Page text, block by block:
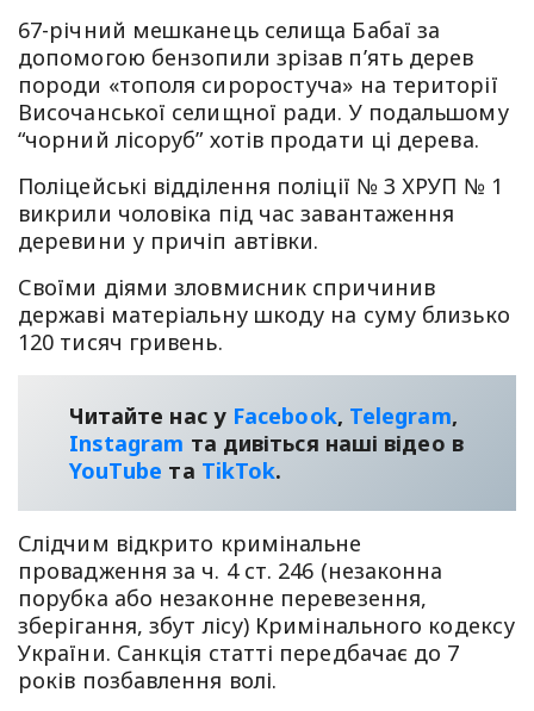
67-річний мешканець селища Бабаї за
допомогою бензопили зрізав п’ять дерев
породи «тополя сироростуча» на території
Височанської селищної ради. У подальшому
“чорний лісоруб” хотів продати ці дерева.
Поліцейські відділення поліції № 3 ХРУП № 1
викрили чоловіка під час завантаження
деревини у причіп автівки.
Своїми діями зловмисник спричинив
державі матеріальну шкоду на суму близько
120 тисяч гривень.
Читайте нас у Facebook, Telegram,
Instagram та дивіться наші відео в
YouТube та TikTok.
Слідчим відкрито кримінальне
провадження за ч. 4 ст. 246 (незаконна
порубка або незаконне перевезення,
зберігання, збут лісу) Кримінального кодексу
України. Санкція статті передбачає до 7
років позбавлення волі.